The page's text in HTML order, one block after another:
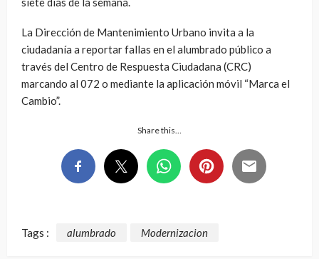
La Dirección de Mantenimiento Urbano invita a la
ciudadanía a reportar fallas en el alumbrado público a
través del Centro de Respuesta Ciudadana (CRC)
marcando al 072 o mediante la aplicación móvil “Marca el
Cambio”.
Share this…
Tags : alumbrado Modernizacion